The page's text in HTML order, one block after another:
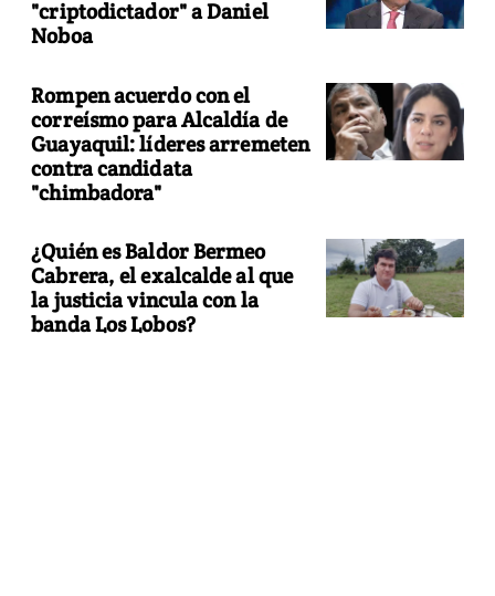
"criptodictador" a Daniel
Noboa
Rompen acuerdo con el
correísmo para Alcaldía de
Guayaquil: líderes arremeten
contra candidata
"chimbadora"
¿Quién es Baldor Bermeo
Cabrera, el exalcalde al que
la justicia vincula con la
banda Los Lobos?